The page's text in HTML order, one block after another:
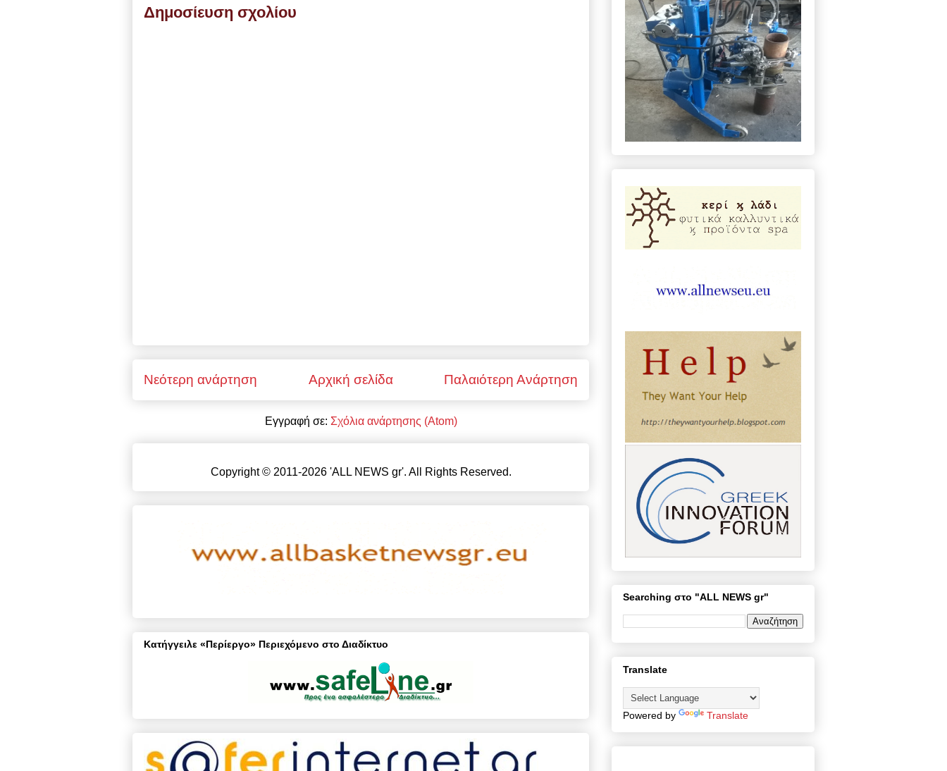
Δημοσίευση σχολίου
Νεότερη ανάρτηση Παλαιότερη Ανάρτηση
Αρχική σελίδα
Εγγραφή σε: Σχόλια ανάρτησης (Atom)
Copyright © 2011-2026 'ALL NEWS gr'. All Rights Reserved.
Κατήγγειλε «Περίεργο» Περιεχόμενο στο Διαδίκτυο
Searching στο "ALL NEWS gr"
Translate
Powered by Translate